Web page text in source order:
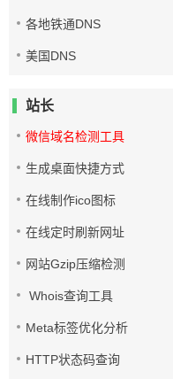
各地铁通DNS
美国DNS
站长
微信域名检测工具
生成桌面快捷方式
在线制作ico图标
在线定时刷新网址
网站Gzip压缩检测
Whois查询工具
Meta标签优化分析
HTTP状态码查询